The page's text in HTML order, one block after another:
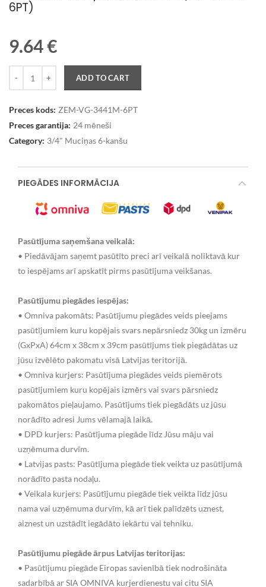
6PT)
9.64€
ADD TO CART
Preces kods: ZEM-VG-3441M-6PT
Preces garantija: 24 mēneši
Category: 3/4" Muciņas 6-kanšu
PIEGĀDES INFORMĀCIJA
Pasūtījuma saņemšana veikalā:
• Piedāvājam saņemt pasūtīto preci arī veikalā noliktavā kur
to iespējams arī apskatīt pirms pasūtījuma veikšanas.
Pasūtījumu piegādes iespējas:
• Omniva pakomāts: Pasūtījumu piegādes veids pieejams
pasūtījumiem kuru kopējais svars nepārsniedz 30kg un izmēru
(GxPxA) 64cm x 38cm x 39cm pasūtījums tiek piegādātas uz
jūsu izvēlēto pakomatu visā Latvijas teritorijā.
• Omniva kurjers: Pasūtījuma piegādes veids piemērots
pasūtījumiem kuru kopējais izmērs vai svars pārsniedz
pakomātos pieļaujamo. Pasūtījums tiek piegādāts uz jūsu
norādīto adresi Jums vēlamajā laikā.
• DPD kurjers: Pasūtījuma piegāde līdz Jūsu māju vai
uzņēmuma durvīm.
• Latvijas pasts: Pasūtījuma piegāde tiek veikta uz pasūtījumā
norādīto pasta nodaļu.
• Veikala kurjers: Pasūtījumu piegāde tiek veikta līdz jūsu
nama vai uzņēmuma durvīm, kā arī tiek palīdzēts uznest,
aiznest un uzstādīt iegādāto iekārtu vai tehniku.
Pasūtījumu piegāde ārpus Latvijas teritorijas:
• Pasūtījumu piegāde Eiropas savienībā tiek nodrošināta
sadarbībā ar SIA OMNIVA kurjerdienestu vai citu SIA